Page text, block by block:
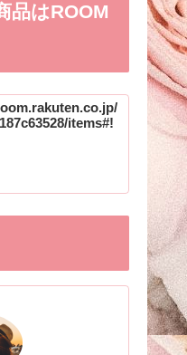
品はROOM
items#!